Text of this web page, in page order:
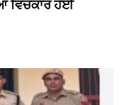
ਵਿਚਕਾਰ ਹੋਈ